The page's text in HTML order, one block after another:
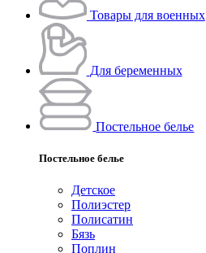
Товары для военных
Для беременных
Постельное белье
Постельное белье
Детское
Полиэстeр
Полисатин
Бязь
Поплин